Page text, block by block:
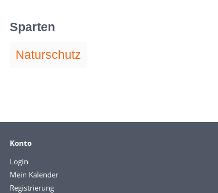
Sparten
Naturschutz
Konto
Login
Mein Kalender
Registrierung